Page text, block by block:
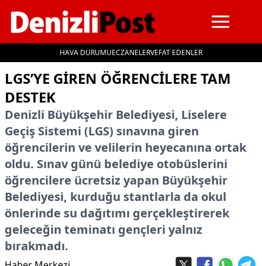
HAVA DURUMUECZANELERVEFAT EDENLER
LGS’YE GIREN ÖĞRENCILERE TAM
DESTEK
Denizli Büyükşehir Belediyesi, Liselere
Geçiş Sistemi (LGS) sınavına giren
öğrencilerin ve velilerin heyecanına ortak
oldu. Sınav günü belediye otobüslerini
öğrencilere ücretsiz yapan Büyükşehir
Belediyesi, kurduğu stantlarla da okul
önlerinde su dağıtımı gerçekleştirerek
geleceğin teminatı gençleri yalnız
bırakmadı.